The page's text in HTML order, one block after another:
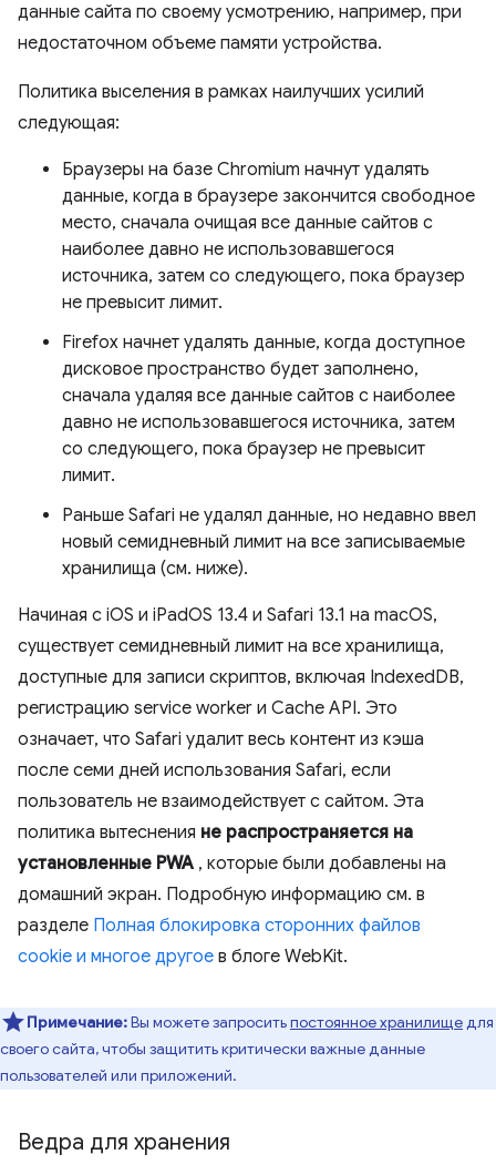
данные сайта по своему усмотрению, например, при
недостаточном объеме памяти устройства.
Политика выселения в рамках наилучших усилий
следующая:
Браузеры на базе Chromium начнут удалять
данные, когда в браузере закончится свободное
место, сначала очищая все данные сайтов с
наиболее давно не использовавшегося
источника, затем со следующего, пока браузер
не превысит лимит.
Firefox начнет удалять данные, когда доступное
дисковое пространство будет заполнено,
сначала удаляя все данные сайтов с наиболее
давно не использовавшегося источника, затем
со следующего, пока браузер не превысит
лимит.
Раньше Safari не удалял данные, но недавно ввел
новый семидневный лимит на все записываемые
хранилища (см. ниже).
Начиная с iOS и iPadOS 13.4 и Safari 13.1 на macOS,
существует семидневный лимит на все хранилища,
доступные для записи скриптов, включая IndexedDB,
регистрацию service worker и Cache API. Это
означает, что Safari удалит весь контент из кэша
после семи дней использования Safari, если
пользователь не взаимодействует с сайтом. Эта
политика вытеснения не распространяется на
установленные PWA , которые были добавлены на
домашний экран. Подробную информацию см. в
разделе Полная блокировка сторонних файлов
cookie и многое другое в блоге WebKit.
Примечание:Вы можете запроситьпостоянное хранилищедля
своего сайта, чтобы защитить критически важные данные
пользователей или приложений.
Ведра для хранения